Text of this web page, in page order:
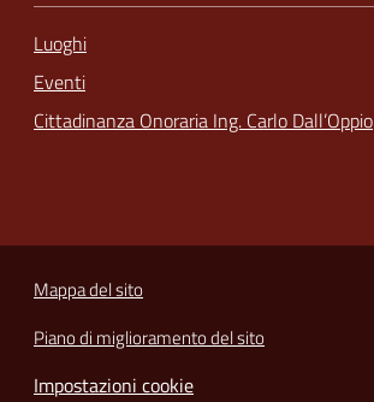
Luoghi
Eventi
Cittadinanza Onoraria Ing. Carlo Dall’Oppio
Mappa del sito
Piano di miglioramento del sito
Impostazioni cookie